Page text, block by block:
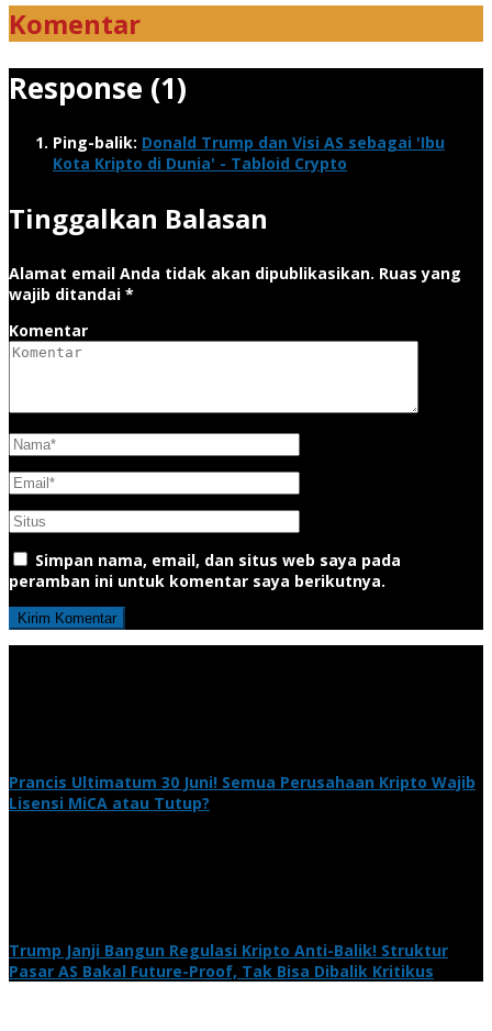
Komentar
Response (1)
Ping-balik: Donald Trump dan Visi AS sebagai 'Ibu
Kota Kripto di Dunia' - Tabloid Crypto
Tinggalkan Balasan
Alamat email Anda tidak akan dipublikasikan. Ruas yang
wajib ditandai *
Komentar
Simpan nama, email, dan situs web saya pada
peramban ini untuk komentar saya berikutnya.
Prancis Ultimatum 30 Juni! Semua Perusahaan Kripto Wajib
Lisensi MiCA atau Tutup?
Trump Janji Bangun Regulasi Kripto Anti-Balik! Struktur
Pasar AS Bakal Future-Proof, Tak Bisa Dibalik Kritikus